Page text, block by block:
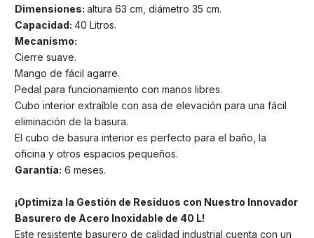
Dimensiones: altura 63 cm, diámetro 35 cm.
Capacidad: 40 Litros.
Mecanismo:
Cierre suave.
Mango de fácil agarre.
Pedal para funcionamiento con manos libres.
Cubo interior extraíble con asa de elevación para una fácil
eliminación de la basura.
El cubo de basura interior es perfecto para el baño, la
oficina y otros espacios pequeños.
Garantía: 6 meses.
¡Optimiza la Gestión de Residuos con Nuestro Innovador
Basurero de Acero Inoxidable de 40 L!
Este resistente basurero de calidad industrial cuenta con un